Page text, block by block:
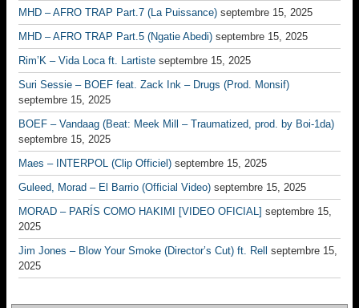
MHD – AFRO TRAP Part.7 (La Puissance) septembre 15, 2025
MHD – AFRO TRAP Part.5 (Ngatie Abedi) septembre 15, 2025
Rim’K – Vida Loca ft. Lartiste septembre 15, 2025
Suri Sessie – BOEF feat. Zack Ink – Drugs (Prod. Monsif)
septembre 15, 2025
BOEF – Vandaag (Beat: Meek Mill – Traumatized, prod. by Boi-1da)
septembre 15, 2025
Maes – INTERPOL (Clip Officiel) septembre 15, 2025
Guleed, Morad – El Barrio (Official Video) septembre 15, 2025
MORAD – PARÍS COMO HAKIMI [VIDEO OFICIAL] septembre 15,
2025
Jim Jones – Blow Your Smoke (Director’s Cut) ft. Rell
septembre 15,
2025